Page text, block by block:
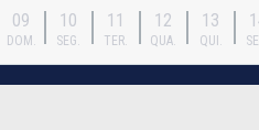
09
DOM.
10
SEG.
11
TER.
12
QUA.
13
QUI.